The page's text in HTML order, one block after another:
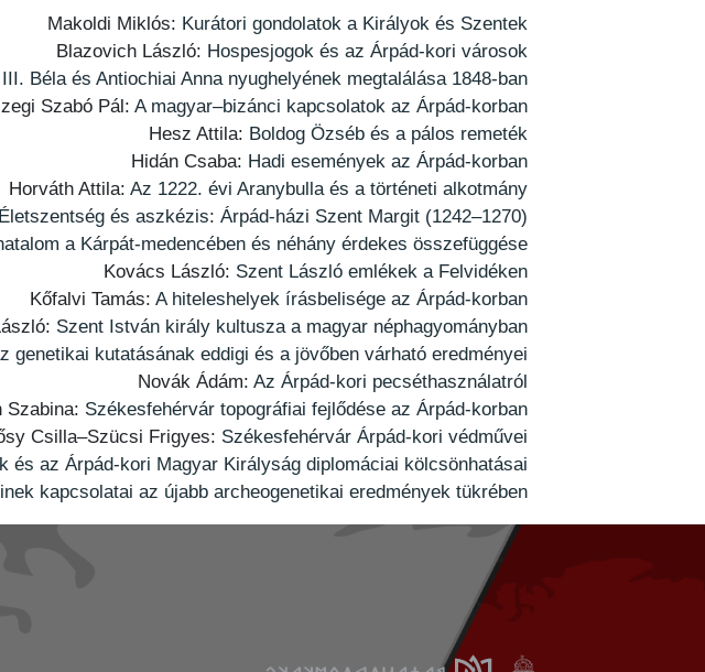
Makoldi Miklós: Kurátori gondolatok a Királyok és Szentek
Blazovich László: Hospesjogok és az Árpád-kori városok
III. Béla és Antiochiai Anna nyughelyének megtalálása 1848-ban
Szabó Pál: A magyar–bizánci kapcsolatok az Árpád-korban
Hesz Attila: Boldog Özséb és a pálos remeték
Hidán Csaba: Hadi események az Árpád-korban
Horváth Attila: Az 1222. évi Aranybulla és a történeti alkotmány
Életszentség és aszkézis: Árpád-házi Szent Margit (1242–1270)
a Kárpát-medencében és néhány érdekes összefüggése
Kovács László: Szent László emlékek a Felvidéken
Kőfalvi Tamás: A hiteleshelyek írásbelisége az Árpád-korban
Szent István király kultusza a magyar néphagyományban
genetikai kutatásának eddigi és a jövőben várható eredményei
Novák Ádám: Az Árpád-kori pecséthasználatról
Szabina: Székesfehérvár topográfiai fejlődése az Árpád-korban
Csilla–Szücsi Frigyes: Székesfehérvár Árpád-kori védművei
és az Árpád-kori Magyar Királyság diplomáciai kölcsönhatásai
kapcsolatai az újabb archeogenetikai eredmények tükrében